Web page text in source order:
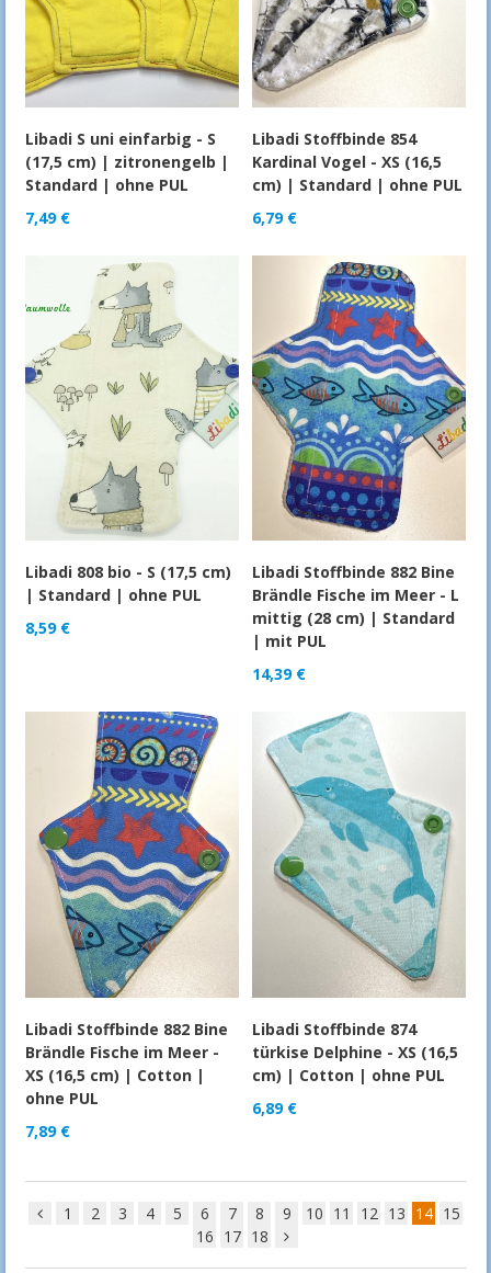
Libadi S uni einfarbig - S
(17,5 cm) | zitronengelb |
Standard | ohne PUL
7,49 €
Libadi Stoffbinde 854
Kardinal Vogel - XS (16,5
cm) | Standard | ohne PUL
6,79 €
Libadi 808 bio - S (17,5 cm)
| Standard | ohne PUL
8,59 €
Libadi Stoffbinde 882 Bine
Brändle Fische im Meer - L
mittig (28 cm) | Standard
| mit PUL
14,39 €
Libadi Stoffbinde 882 Bine
Brändle Fische im Meer -
XS (16,5 cm) | Cotton |
ohne PUL
7,89 €
Libadi Stoffbinde 874
türkise Delphine - XS (16,5
cm) | Cotton | ohne PUL
6,89 €
1 2 3 4 5 6 7 8 9 10 11 12 13 14 15
16 17 18